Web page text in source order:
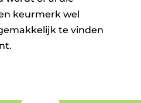
keurmerk wel
te vinden